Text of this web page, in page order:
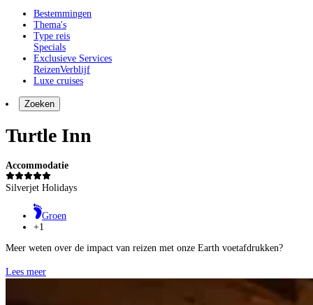
Bestemmingen
Thema's
Type reis
Specials
Exclusieve Services
ReizenVerblijf
Luxe cruises
Zoeken
Turtle Inn
Accommodatie
Silverjet Holidays
Groen
+1
Meer weten over de impact van reizen met onze Earth voetafdrukken?
Lees meer